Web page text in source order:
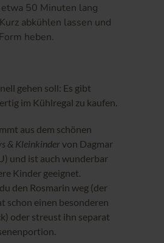
50 Minuten lang
abkühlen lassen und
heben.
gehen soll: Es gibt
im Kühlregal zu kaufen.
aus dem schönen
& Kleinkindervon Dagmar
und ist auch wunderbar
Kinder geeignet.
den Rosmarin weg (der
schon einen besonderen
oder streust ihn separat